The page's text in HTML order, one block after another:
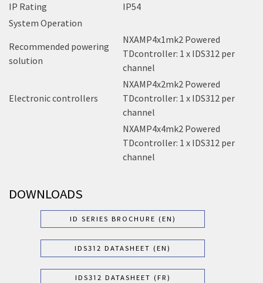
IP Rating
IP54
System Operation
Recommended powering
solution
NXAMP4x1mk2 Powered
TDcontroller: 1 x IDS312 per
channel
Electronic controllers
NXAMP4x2mk2 Powered
TDcontroller: 1 x IDS312 per
channel
NXAMP4x4mk2 Powered
TDcontroller: 1 x IDS312 per
channel
DOWNLOADS
ID SERIES BROCHURE (EN)
IDS312 DATASHEET (EN)
IDS312 DATASHEET (FR)